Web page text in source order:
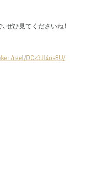
ぜひ見てくださいね！
reel/DCz3JI4os8U/